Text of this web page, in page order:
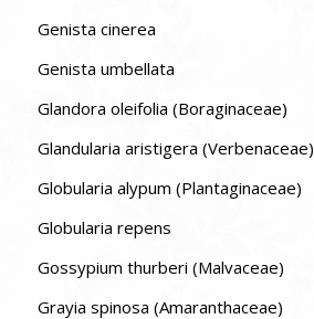
Genista cinerea
Genista umbellata
Glandora oleifolia (Boraginaceae)
Glandularia aristigera (Verbenaceae)
Globularia alypum (Plantaginaceae)
Globularia repens
Gossypium thurberi (Malvaceae)
Grayia spinosa (Amaranthaceae)